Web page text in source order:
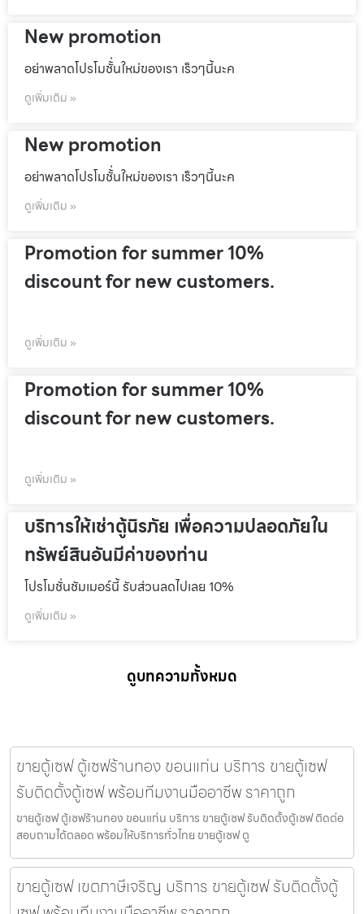
New promotion
อย่าพลาดโปรโมชั้่นใหม่ของเรา เร็วๆนี้นะค
ดูเพิ่มเติม »
New promotion
อย่าพลาดโปรโมชั้่นใหม่ของเรา เร็วๆนี้นะค
ดูเพิ่มเติม »
Promotion for summer 10%
discount for new customers.
ดูเพิ่มเติม »
Promotion for summer 10%
discount for new customers.
ดูเพิ่มเติม »
บริการให้เช่าตู้นิรภัย เพื่อความปลอดภัยใน
ทรัพย์สินอันมีค่าของท่าน
โปรโมชั่นชัมเมอร์นี้ รับส่วนลดไปเลย 10%
ดูเพิ่มเติม »
ดูบทความทั้งหมด
ขายตู้เซฟ ตู้เซฟร้านทอง ขอนแก่น บริการ ขายตู้เซฟ
รับติดตั้งตู้เซฟ พร้อมทีมงานมืออาชีพ ราคาถูก
ขายตู้เซฟ ตู้เซฟร้านทอง ขอนแก่น บริการ ขายตู้เซฟ รับติดตั้งตู้เซฟ ติดต่อ
สอบถามได้ตลอด พร้อมให้บริการทั่วไทย ขายตู้เซฟ ตู
ขายตู้เซฟ เขตภาษีเจริญ บริการ ขายตู้เซฟ รับติดตั้งตู้